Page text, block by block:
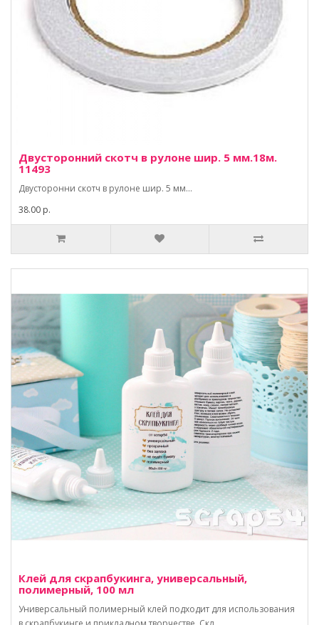
Двусторонний скотч в рулоне шир. 5 мм.18м.
11493
Двусторонни скотч в рулоне шир. 5 мм...
38.00 р.
Клей для скрапбукинга, универсальный,
полимерный, 100 мл
Универсальный полимерный клей подходит для использования